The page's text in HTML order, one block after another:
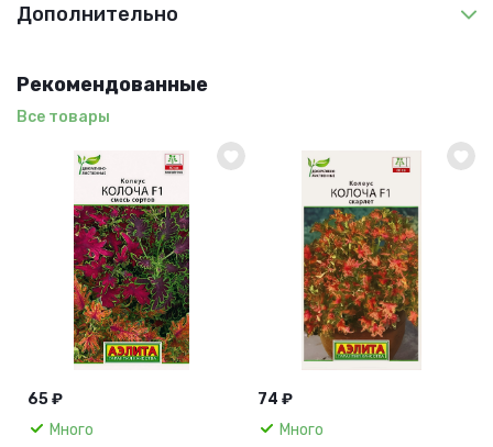
Дополнительно
Рекомендованные
Все товары
65 ₽
Много
74 ₽
Много